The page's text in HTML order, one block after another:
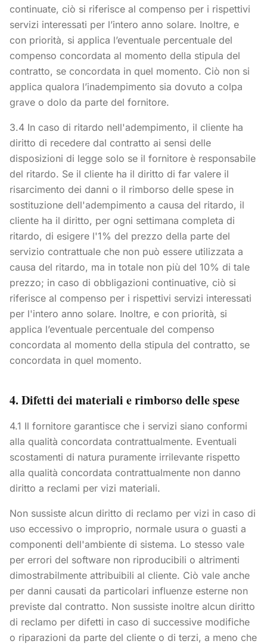
continuate, ciò si riferisce al compenso per i rispettivi
servizi interessati per l’intero anno solare. Inoltre, e
con priorità, si applica l’eventuale percentuale del
compenso concordata al momento della stipula del
contratto, se concordata in quel momento. Ciò non si
applica qualora l’inadempimento sia dovuto a colpa
grave o dolo da parte del fornitore.
3.4 In caso di ritardo nell'adempimento, il cliente ha
diritto di recedere dal contratto ai sensi delle
disposizioni di legge solo se il fornitore è responsabile
del ritardo. Se il cliente ha il diritto di far valere il
risarcimento dei danni o il rimborso delle spese in
sostituzione dell'adempimento a causa del ritardo, il
cliente ha il diritto, per ogni settimana completa di
ritardo, di esigere l'1% del prezzo della parte del
servizio contrattuale che non può essere utilizzata a
causa del ritardo, ma in totale non più del 10% di tale
prezzo; in caso di obbligazioni continuative, ciò si
riferisce al compenso per i rispettivi servizi interessati
per l'intero anno solare. Inoltre, e con priorità, si
applica l’eventuale percentuale del compenso
concordata al momento della stipula del contratto, se
concordata in quel momento.
4. Difetti dei materiali e rimborso delle spese
4.1 Il fornitore garantisce che i servizi siano conformi
alla qualità concordata contrattualmente. Eventuali
scostamenti di natura puramente irrilevante rispetto
alla qualità concordata contrattualmente non danno
diritto a reclami per vizi materiali.
Non sussiste alcun diritto di reclamo per vizi in caso di
uso eccessivo o improprio, normale usura o guasti a
componenti dell'ambiente di sistema. Lo stesso vale
per errori del software non riproducibili o altrimenti
dimostrabilmente attribuibili al cliente. Ciò vale anche
per danni causati da particolari influenze esterne non
previste dal contratto. Non sussiste inoltre alcun diritto
di reclamo per difetti in caso di successive modifiche
o riparazioni da parte del cliente o di terzi, a meno che